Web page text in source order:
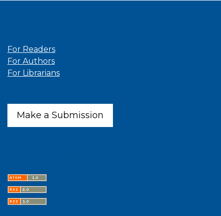
For Readers
For Authors
For Librarians
Make a Submission